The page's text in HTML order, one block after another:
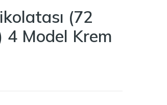
(72
Model Krem